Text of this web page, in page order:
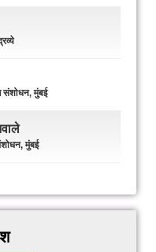
संशोधन, मुंबई
मुंबई